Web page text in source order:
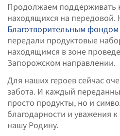
Продолжаем поддерживать
находящихся на передовой.
Благотворительным
передали продуктовые
находящимся в зоне
Запорожском направлении.
Для наших героев сейчас
забота. И каждый
просто продукты, но и
благодарности и уважения
нашу Родину.